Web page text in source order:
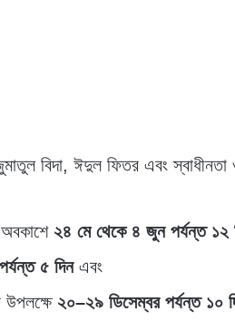
বিদা, ঈদুল ফিতর এবং স্বাধীনতা
২৪ মে থেকে ৪ জুন পর্যন্ত ১২
৫ দিনএবং
উপলক্ষে ২০–২৯ ডিসেম্বর পর্যন্ত ১০